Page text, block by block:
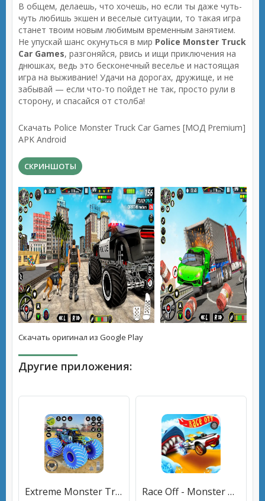
В общем, делаешь, что хочешь, но если ты даже чуть-
чуть любишь экшен и веселые ситуации, то такая игра
станет твоим новым любимым временным занятием.
Не упускай шанс окунуться в мир Police Monster Truck
Car Games, разгоняйся, рвись и ищи приключения на
днюшках, ведь это бесконечный веселье и настоящая
игра на выживание! Удачи на дорогах, дружище, и не
забывай — если что-то пойдет не так, просто рули в
сторону, и спасайся от столба!
Скачать Police Monster Truck Car Games [МОД Premium]
APK Android
СКРИНШОТЫ
Скачать оригинал из Google Play
Другие приложения:
Extreme Monster Truck Game 3D (Монстр Трак Экстремальные Игры) [МОД Unlocked] APK Android Race Off - Monster Truck Games [МОД Много денег] APK Android